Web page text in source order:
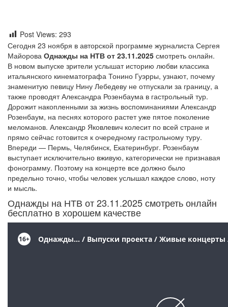
Post Views: 293
Сегодня 23 ноября в авторской программе журналиста Сергея
Майорова Однажды на НТВ от 23.11.2025 смотреть онлайн.
В новом выпуске зрители услышат историю любви классика
итальянского кинематографа Тонино Гуэрры, узнают, почему
знаменитую певицу Нину Лебедеву не отпускали за границу, а
также проводят Александра Розенбаума в гастрольный тур.
Дорожит накопленными за жизнь воспоминаниями Александр
Розенбаум, на песнях которого растет уже пятое поколение
меломанов. Александр Яковлевич колесит по всей стране и
прямо сейчас готовится к очередному гастрольному туру.
Впереди — Пермь, Челябинск, Екатеринбург. Розенбаум
выступает исключительно вживую, категорически не признавая
фонограмму. Поэтому на концерте все должно было
предельно точно, чтобы человек услышал каждое слово, ноту
и мысль.
Однажды на НТВ от 23.11.2025 смотреть онлайн
бесплатно в хорошем качестве